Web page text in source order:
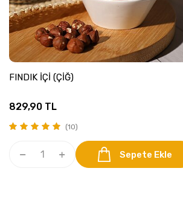
FINDIK İÇİ (ÇİĞ)
829,90 TL
(10)
Sepete Ekle